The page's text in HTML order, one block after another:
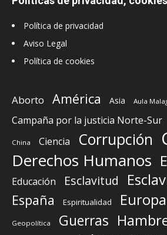
Política de privacidad
Aviso Legal
Política de cookies
Aborto América Asia Aula
Campaña por la justicia Norte-Sur
China Ciencia Corrupción
Derechos Humanos
Educación Esclavitud
España Espiritualidad Europa
Geopolítica Guerras